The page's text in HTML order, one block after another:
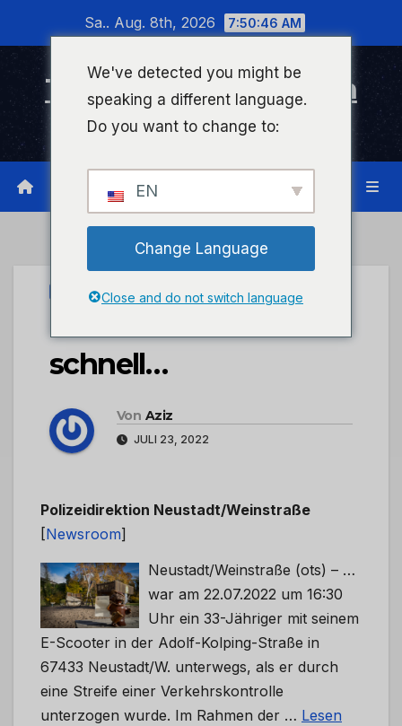
wechseln
Sa.. Aug. 8th, 2026 7:50:46 AM
Timeline Bad Kreuznach
Infonetzwerk für Bad Kreuznach
UNCATEGORIZED
POL-PDNW: Zu
schnell…
Von Aziz
JULI 23, 2022
Polizeidirektion Neustadt/Weinstraße
[Newsroom]
Neustadt/Weinstraße (ots) – …
war am 22.07.2022 um 16:30
Uhr ein 33-Jähriger mit seinem
E-Scooter in der Adolf-Kolping-Straße in
67433 Neustadt/W. unterwegs, als er durch
eine Streife einer Verkehrskontrolle
unterzogen wurde. Im Rahmen der … Lesen
We've detected you might be
speaking a different language.
Do you want to change to:
EN
Change Language
Close and do not switch language